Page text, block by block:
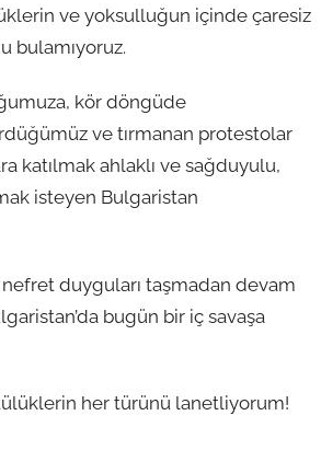
ve yoksulluğun içinde çaresiz
bulamıyoruz.
kör döngüde
ve tırmanan protestolar
katılmak ahlaklı ve sağduyulu,
isteyen Bulgaristan
duyguları taşmadan devam
bugün bir iç savaşa
her türünü lanetliyorum!